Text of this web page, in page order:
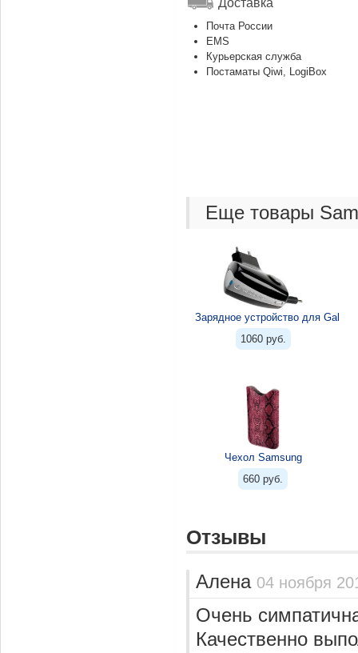
Доставка
Почта России
EMS
Курьерская служба
Постаматы Qiwi, LogiBox
Еще товары
Зарядное устройство для
1060 руб.
Чехол Samsung
660 руб.
Отзывы
Алена 04 ноября
Очень
Качественно